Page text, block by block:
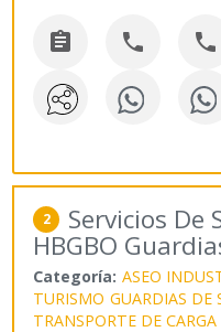
  
2 Servicios De
HBGBO
Categoría: ASEO
TURISMO GUARDIAS DE
TRANSPORTE DE CARGA